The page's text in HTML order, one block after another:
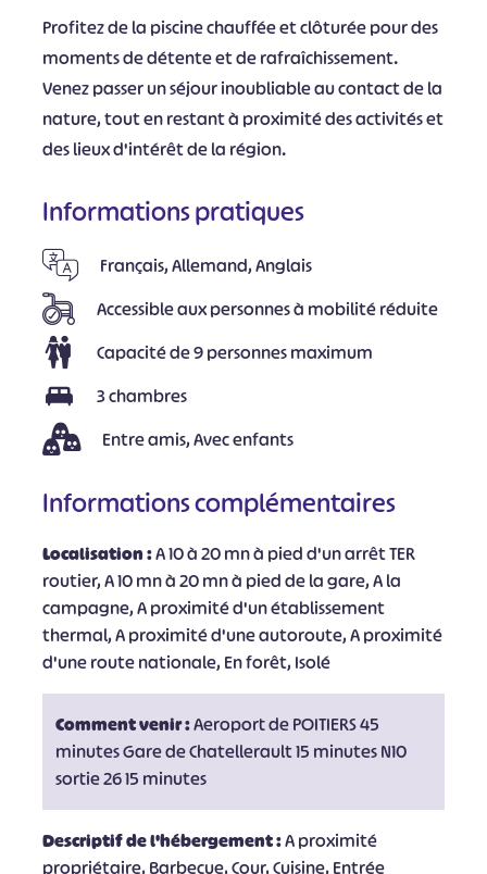
Profitez de la piscine chauffée et clôturée pour des
moments de détente et de rafraîchissement.
Venez passer un séjour inoubliable au contact de la
nature, tout en restant à proximité des activités et
des lieux d'intérêt de la région.
Informations pratiques
Français, Allemand, Anglais
Accessible aux personnes à mobilité réduite
Capacité de 9 personnes maximum
3 chambres
Entre amis, Avec enfants
Informations complémentaires
Localisation :A 10 à 20 mn à pied d'un arrêt TER
routier, A 10 mn à 20 mn à pied de la gare, A la
campagne, A proximité d'un établissement
thermal, A proximité d'une autoroute, A proximité
d'une route nationale, En forêt, Isolé
Comment venir :Aeroport de POITIERS 45
minutes Gare de Chatellerault 15 minutes N10
sortie 26 15 minutes
Descriptif de l'hébergement :A proximité
propriétaire, Barbecue, Cour, Cuisine, Entrée